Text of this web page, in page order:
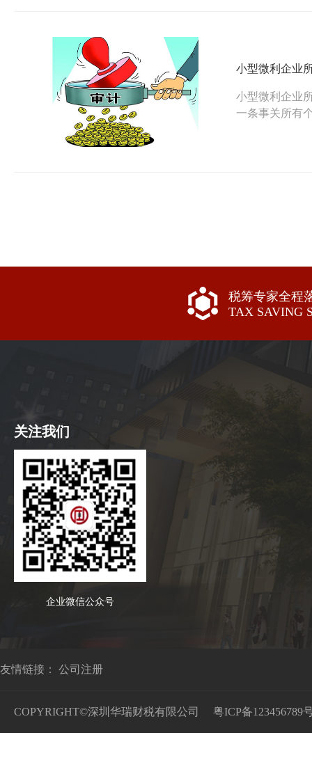
小型微利企业
小型微利企业
一条事关所有
税筹专家全程
TAX SAVING
关注我们
企业微信公众号
友情链接： 公司注册
COPYRIGHT©深圳华瑞财税有限公司 粤ICP备123456789